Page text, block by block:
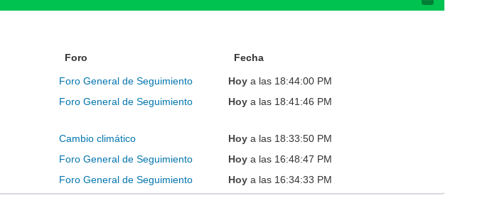
Foro Fecha
Foro General de Seguimiento Hoy a las 18:44:00 PM
Foro General de Seguimiento Hoy a las 18:41:46 PM
Cambio climático Hoy a las 18:33:50 PM
Foro General de Seguimiento Hoy a las 16:48:47 PM
Foro General de Seguimiento Hoy a las 16:34:33 PM